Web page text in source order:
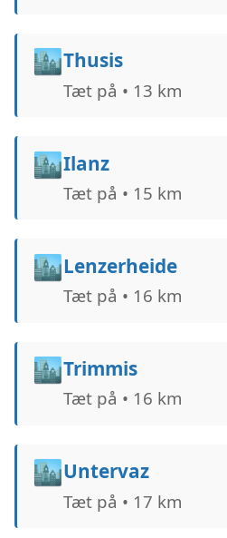
🏙️Thusis
Tæt på • 13 km
🏙️Ilanz
Tæt på • 15 km
🏙️Lenzerheide
Tæt på • 16 km
🏙️Trimmis
Tæt på • 16 km
🏙️Untervaz
Tæt på • 17 km